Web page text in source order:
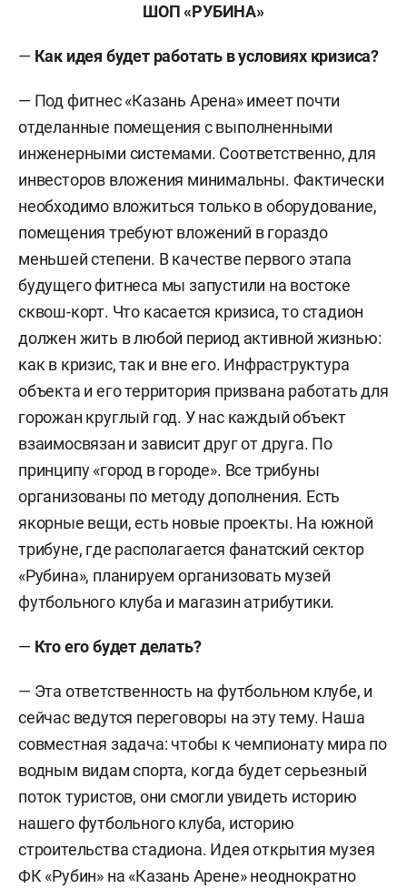
ШОП «РУБИНА»
— Как идея будет работать в условиях кризиса?
— Под фитнес «Казань Арена» имеет почти
отделанные помещения с выполненными
инженерными системами. Соответственно, для
инвесторов вложения минимальны. Фактически
необходимо вложиться только в оборудование,
помещения требуют вложений в гораздо
меньшей степени. В качестве первого этапа
будущего фитнеса мы запустили на востоке
сквош-корт. Что касается кризиса, то стадион
должен жить в любой период активной жизнью:
как в кризис, так и вне его. Инфраструктура
объекта и его территория призвана работать для
горожан круглый год. У нас каждый объект
взаимосвязан и зависит друг от друга. По
принципу «город в городе». Все трибуны
организованы по методу дополнения. Есть
якорные вещи, есть новые проекты. На южной
трибуне, где располагается фанатский сектор
«Рубина», планируем организовать музей
футбольного клуба и магазин атрибутики.
— Кто его будет делать?
— Эта ответственность на футбольном клубе, и
сейчас ведутся переговоры на эту тему. Наша
совместная задача: чтобы к чемпионату мира по
водным видам спорта, когда будет серьезный
поток туристов, они смогли увидеть историю
нашего футбольного клуба, историю
строительства стадиона. Идея открытия музея
ФК «Рубин» на «Казань Арене» неоднократно